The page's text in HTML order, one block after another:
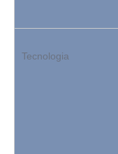
Tecnologia